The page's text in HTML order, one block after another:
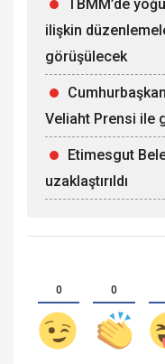
TBMM’de
ilişkin
görüşülecek
Veliaht Prensi ile
Etimesgut
uzaklaştırıldı
0 0